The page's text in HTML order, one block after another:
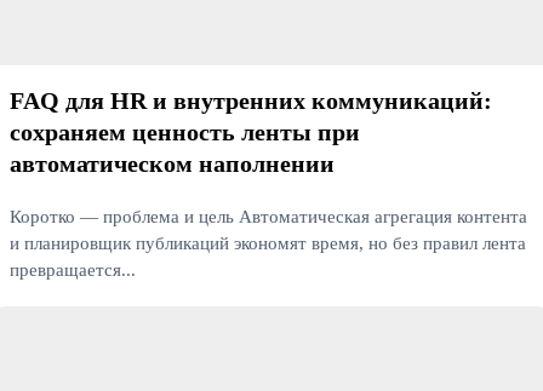
FAQ для HR и внутренних коммуникаций:
сохраняем ценность ленты при
автоматическом наполнении
Коротко — проблема и цель Автоматическая агрегация контента
и планировщик публикаций экономят время, но без правил лента
превращается...